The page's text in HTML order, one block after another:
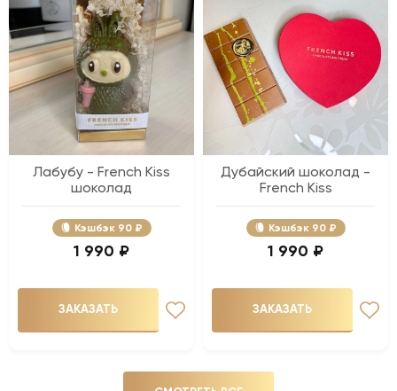
Лабубу - French Kiss
шоколад
Кэшбэк 90 ₽
1 990 ₽
ЗАКАЗАТЬ
Дубайский шоколад -
French Kiss
Кэшбэк 90 ₽
1 990 ₽
ЗАКАЗАТЬ